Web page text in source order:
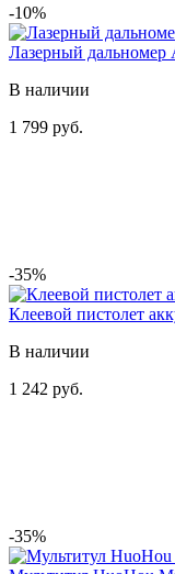
-10%
Лазерный дальномер
В наличии
1 799 руб.
-35%
Клеевой пистолет
В наличии
1 242 руб.
-35%